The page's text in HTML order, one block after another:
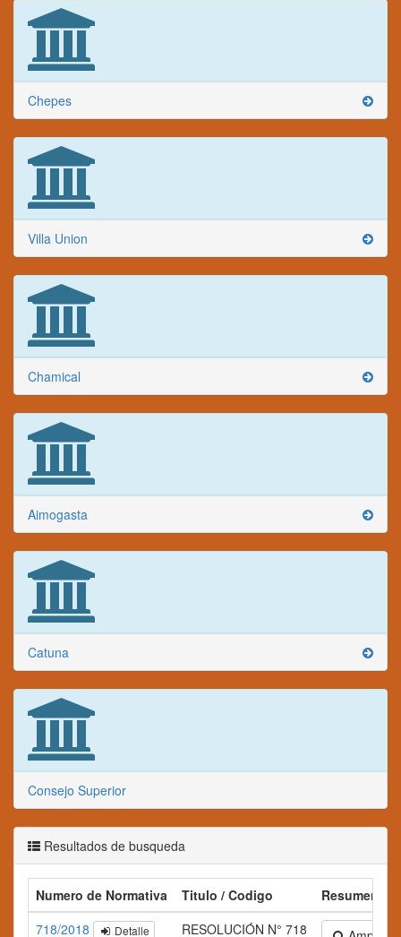
Chepes
Villa Union
Chamical
Aimogasta
Catuna
Consejo Superior
Resultados de busqueda
Numero de Normativa Titulo / Codigo
Resumen
718/2018
Detalle RESOLUCIÓN N° 718